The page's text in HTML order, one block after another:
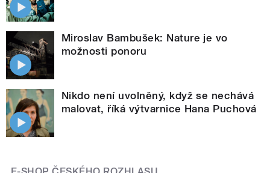
Miroslav Bambušek: Nature je vo
možnosti ponoru
Nikdo není uvolněný, když se nechává
malovat, říká výtvarnice Hana Puchová